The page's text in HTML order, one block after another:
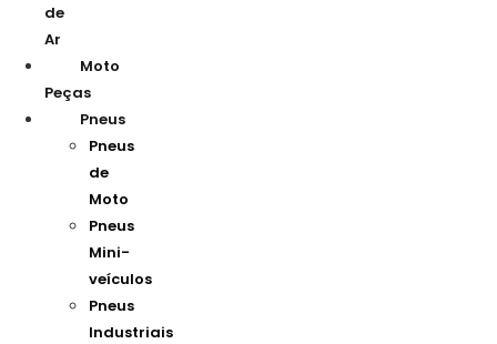
de
Ar
Moto
Peças
Pneus
Pneus
de
Moto
Pneus
Mini-
veículos
Pneus
Industriais